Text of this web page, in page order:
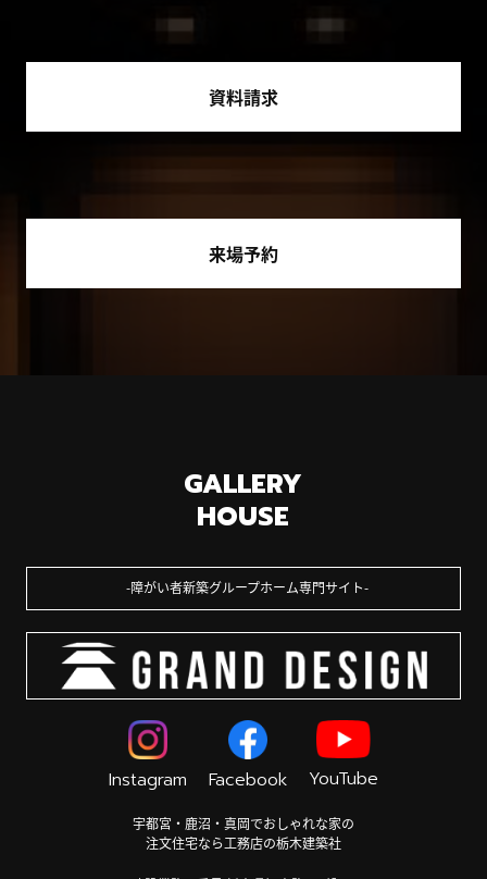
資料請求
来場予約
GALLERY
HOUSE
障がい者新築グループホーム専門サイト
Instagram Facebook YouTube
宇都宮・鹿沼・真岡でおしゃれな家の
注文住宅なら工務店の栃木建築社